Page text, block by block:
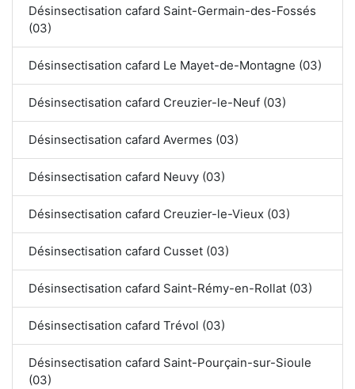
Désinsectisation cafard Saint-Germain-des-Fossés
(03)
Désinsectisation cafard Le Mayet-de-Montagne (03)
Désinsectisation cafard Creuzier-le-Neuf (03)
Désinsectisation cafard Avermes (03)
Désinsectisation cafard Neuvy (03)
Désinsectisation cafard Creuzier-le-Vieux (03)
Désinsectisation cafard Cusset (03)
Désinsectisation cafard Saint-Rémy-en-Rollat (03)
Désinsectisation cafard Trévol (03)
Désinsectisation cafard Saint-Pourçain-sur-Sioule
(03)